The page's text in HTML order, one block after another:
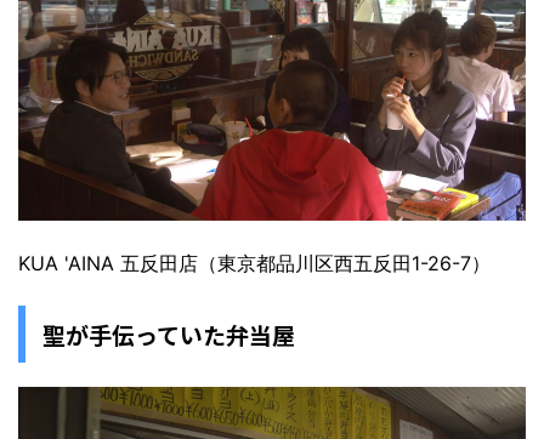
KUA 'AINA 五反田店（東京都品川区西五反田1-26-7）
聖が手伝っていた弁当屋